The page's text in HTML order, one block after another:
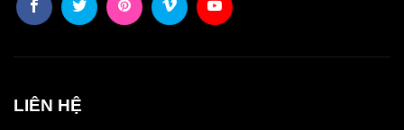
LIÊN HỆ